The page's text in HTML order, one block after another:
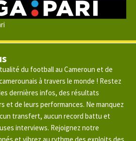
du football au Cameroun et de
à travers le monde ! Restez
dernières infos, des résultats
et de leurs performances. Ne manquez
transfert, aucun record battu et
interviews. Rejoignez notre